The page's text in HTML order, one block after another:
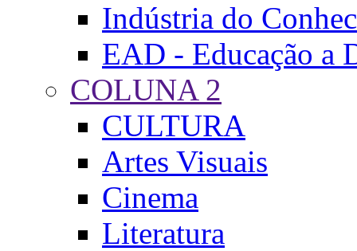
Indústria do
EAD - Educação a
COLUNA 2
CULTURA
Artes Visuais
Cinema
Literatura